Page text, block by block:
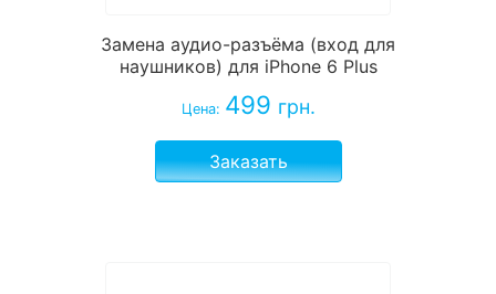
Замена аудио-разъёма (вход для
наушников) для iPhone 6 Plus
Цена: 499 грн.
Заказать